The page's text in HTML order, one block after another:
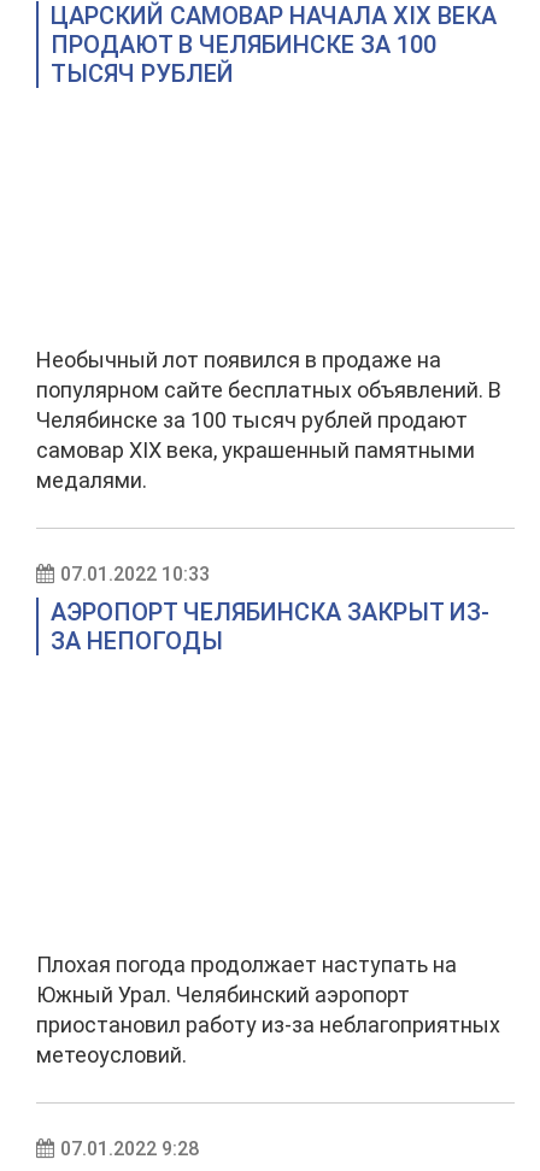
ЦАРСКИЙ САМОВАР НАЧАЛА XIX ВЕКА
ПРОДАЮТ В ЧЕЛЯБИНСКЕ ЗА 100
ТЫСЯЧ РУБЛЕЙ
Необычный лот появился в продаже на
популярном сайте бесплатных объявлений. В
Челябинске за 100 тысяч рублей продают
самовар XIX века, украшенный памятными
медалями.
07.01.2022 10:33
АЭРОПОРТ ЧЕЛЯБИНСКА ЗАКРЫТ ИЗ-
ЗА НЕПОГОДЫ
Плохая погода продолжает наступать на
Южный Урал. Челябинский аэропорт
приостановил работу из-за неблагоприятных
метеоусловий.
07.01.2022 9:28